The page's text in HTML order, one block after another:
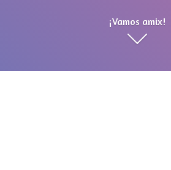
¡Vamos amix!